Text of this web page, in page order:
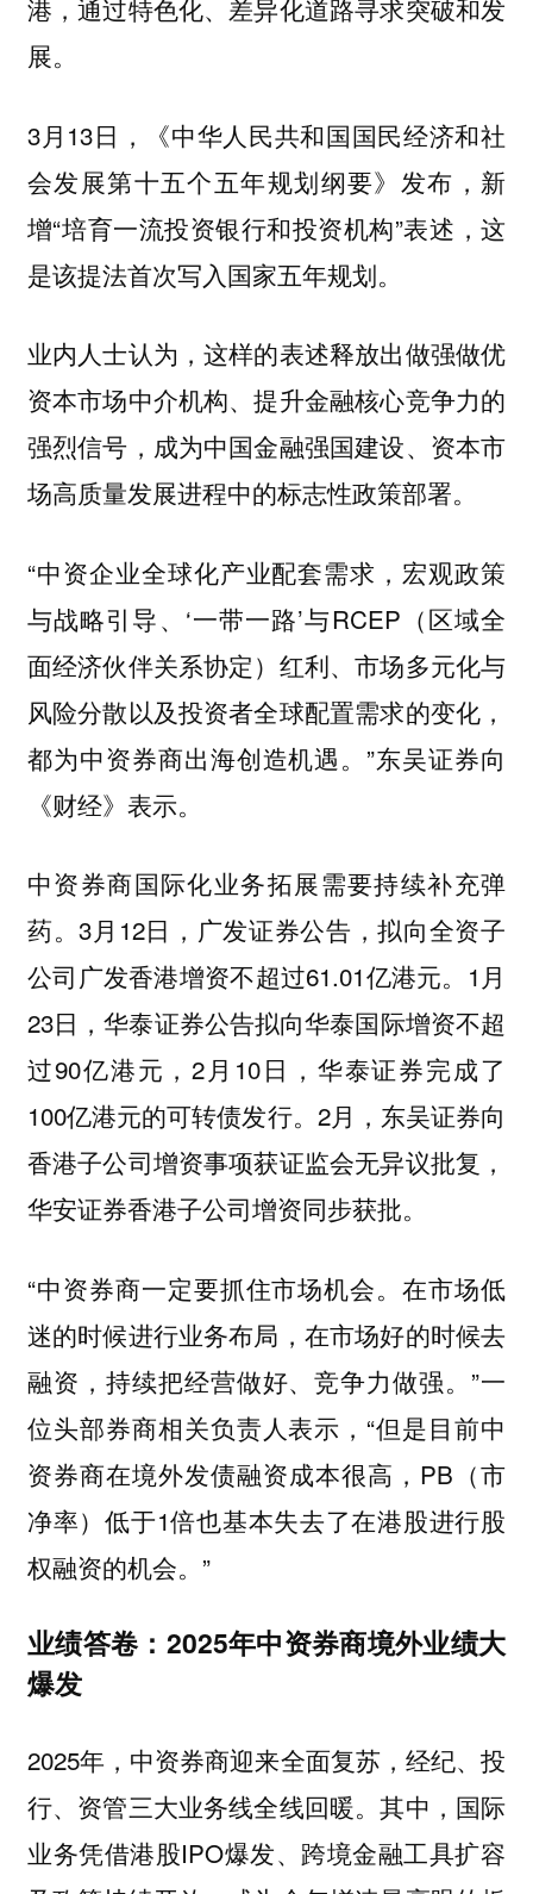
港，通过特色化、差异化道路寻求突破和发
展。
3月13日，《中华人民共和国国民经济和社
会发展第十五个五年规划纲要》发布，新
增“培育一流投资银行和投资机构”表述，这
是该提法首次写入国家五年规划。
业内人士认为，这样的表述释放出做强做优
资本市场中介机构、提升金融核心竞争力的
强烈信号，成为中国金融强国建设、资本市
场高质量发展进程中的标志性政策部署。
“中资企业全球化产业配套需求，宏观政策
与战略引导、‘一带一路’与RCEP（区域全
面经济伙伴关系协定）红利、市场多元化与
风险分散以及投资者全球配置需求的变化，
都为中资券商出海创造机遇。”东吴证券向
《财经》表示。
中资券商国际化业务拓展需要持续补充弹
药。3月12日，广发证券公告，拟向全资子
公司广发香港增资不超过61.01亿港元。1月
23日，华泰证券公告拟向华泰国际增资不超
过90亿港元，2月10日，华泰证券完成了
100亿港元的可转债发行。2月，东吴证券向
香港子公司增资事项获证监会无异议批复，
华安证券香港子公司增资同步获批。
“中资券商一定要抓住市场机会。在市场低
迷的时候进行业务布局，在市场好的时候去
融资，持续把经营做好、竞争力做强。”一
位头部券商相关负责人表示，“但是目前中
资券商在境外发债融资成本很高，PB（市
净率）低于1倍也基本失去了在港股进行股
权融资的机会。”
业绩答卷：2025年中资券商境外业绩大
爆发
2025年，中资券商迎来全面复苏，经纪、投
行、资管三大业务线全线回暖。其中，国际
业务凭借港股IPO爆发、跨境金融工具扩容